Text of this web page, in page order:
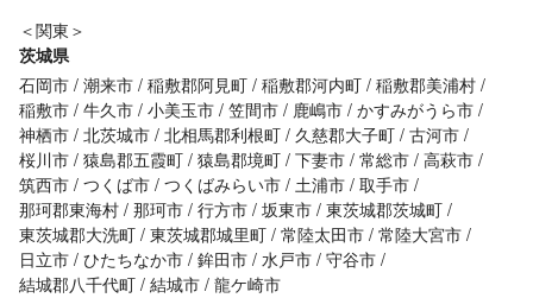
＜関東＞
茨城県
石岡市 潮来市 稲敷郡阿見町 稲敷郡河内町 稲敷郡美浦村
稲敷市 牛久市 小美玉市 笠間市 鹿嶋市 かすみがうら市
神栖市 北茨城市 北相馬郡利根町 久慈郡大子町 古河市
桜川市 猿島郡五霞町 猿島郡境町 下妻市 常総市 高萩市
筑西市 つくば市 つくばみらい市 土浦市 取手市
那珂郡東海村 那珂市 行方市 坂東市 東茨城郡茨城町
東茨城郡大洗町 東茨城郡城里町 常陸太田市 常陸大宮市
日立市 ひたちなか市 鉾田市 水戸市 守谷市
結城郡八千代町 結城市 龍ケ崎市